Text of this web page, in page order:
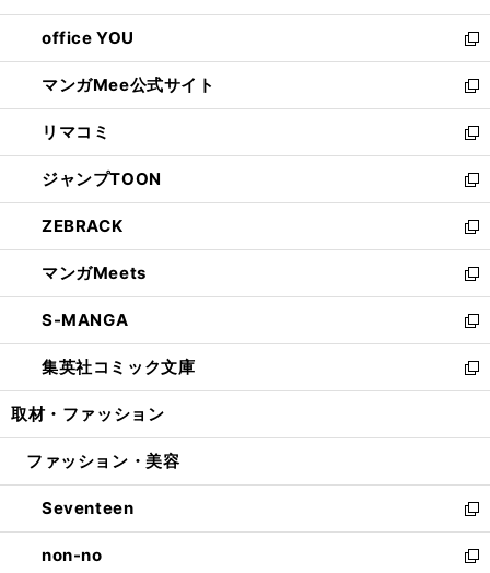
開
く
ウ
で
開
く
ウ
ィ
ン
ド
ウ
で
開
く
し
い
ウ
ィ
ン
ド
ウ
で
開
く
office YOU
新
し
い
ウ
ィ
ン
ド
ウ
で
開
く
マンガMee公式サイト
新
し
い
ウ
ィ
ン
ド
ウ
で
開
く
リマコミ
新
し
い
ウ
ィ
ン
ド
ウ
で
開
く
ジャンプTOON
新
し
い
ウ
ィ
ン
ド
ウ
で
開
ZEBRACK
新
し
い
ウ
ィ
ン
ド
ウ
開
マンガMeets
新
し
い
ウ
ィ
ン
ウ
開
く
S-MANGA
新
し
い
ウ
ン
ウ
で
開
く
集英社コミック文庫
新
し
ウ
ン
ド
ウ
で
取材・ファッション
ファッション・美容
Seventeen
新
し
い
non-no
新